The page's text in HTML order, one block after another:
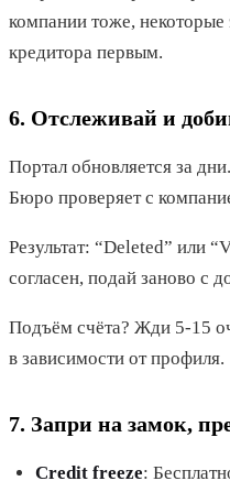
компании тоже,
кредитора первым.
6. Отслеживай и
Портал обновляется за
Бюро проверяет с
Результат: “Deleted” или
согласен, подай заново с
Подъём счёта? Жди 5-15
в зависимости от профиля.
7. Запри на замок,
Credit freeze: